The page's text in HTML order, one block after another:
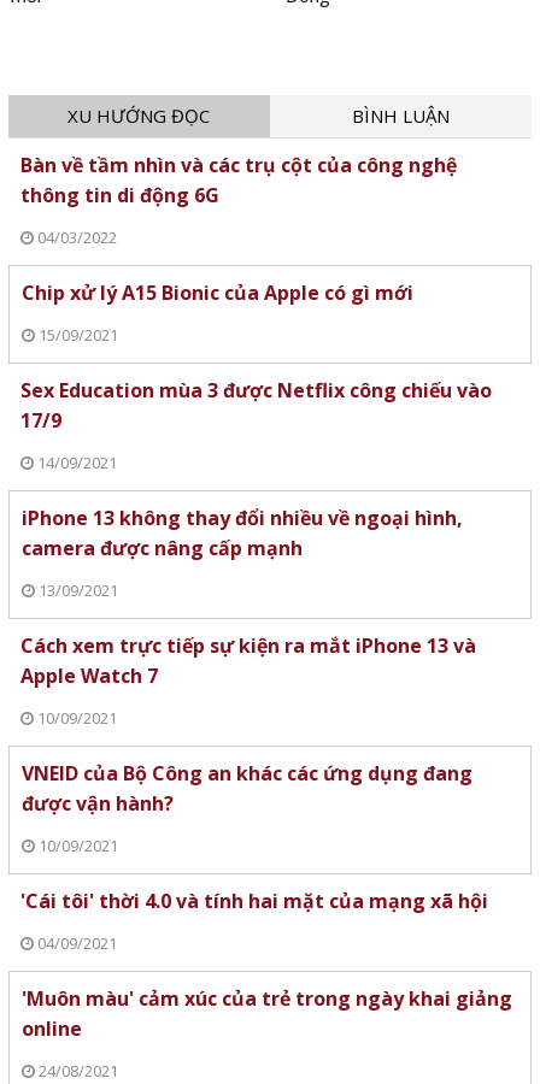
XU HƯỚNG ĐỌC BÌNH LUẬN
Bàn về tầm nhìn và các trụ cột của công nghệ
thông tin di động 6G
04/03/2022
Chip xử lý A15 Bionic của Apple có gì mới
15/09/2021
Sex Education mùa 3 được Netflix công chiếu vào
17/9
14/09/2021
iPhone 13 không thay đổi nhiều về ngoại hình,
camera được nâng cấp mạnh
13/09/2021
Cách xem trực tiếp sự kiện ra mắt iPhone 13 và
Apple Watch 7
10/09/2021
VNEID của Bộ Công an khác các ứng dụng đang
được vận hành?
10/09/2021
'Cái tôi' thời 4.0 và tính hai mặt của mạng xã hội
04/09/2021
'Muôn màu' cảm xúc của trẻ trong ngày khai giảng
online
24/08/2021